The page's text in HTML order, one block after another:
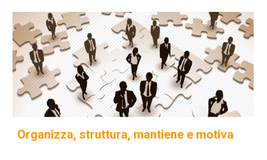
Organizza, struttura, mantiene e motiva